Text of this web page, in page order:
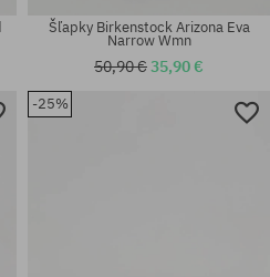
Dostupné veľkosti:
Šľapky Birkenstock Arizona Eva
Narrow Wmn
50,90 €35,90 €
-25%